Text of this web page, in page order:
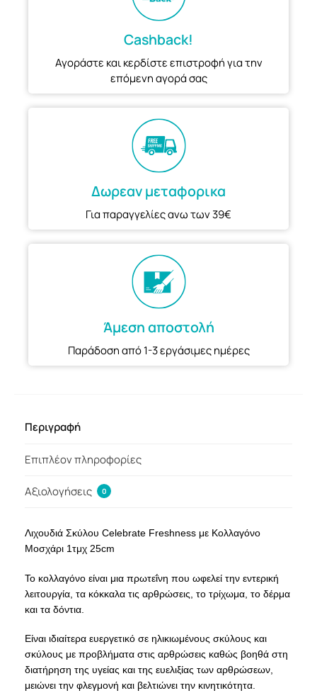
Cashback!
Αγοράστε και κερδίστε επιστροφή για την
επόμενη αγορά σας
Δωρεαν μεταφορικα
Για παραγγελίες ανω των 39€
Άμεση αποστολή
Παράδοση από 1-3 εργάσιμες ημέρες
Περιγραφή
Επιπλέον πληροφορίες
Αξιολογήσεις 0
Λιχουδιά Σκύλου Celebrate Freshness με Κολλαγόνο
Μοσχάρι 1τμχ 25cm
Το κολλαγόνο είναι μια πρωτεΐνη που ωφελεί την εντερική
λειτουργία, τα κόκκαλα τις αρθρώσεις, το τρίχωμα, το δέρμα
και τα δόντια.
Είναι ιδιαίτερα ευεργετικό σε ηλικιωμένους σκύλους και
σκύλους με προβλήματα στις αρθρώσεις καθώς βοηθά στη
διατήρηση της υγείας και της ευελιξίας των αρθρώσεων,
μειώνει την φλεγμονή και βελτιώνει την κινητικότητα.